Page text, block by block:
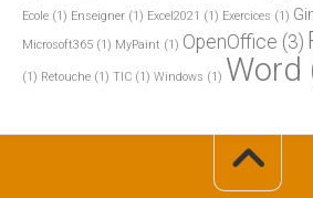
Ecole (1) Enseigner (1) Excel2021 (1) Exercices (1)
Microsoft365 (1) MyPaint (1) OpenOffice (3)
(1) Retouche (1) TIC (1) Windows (1) Word